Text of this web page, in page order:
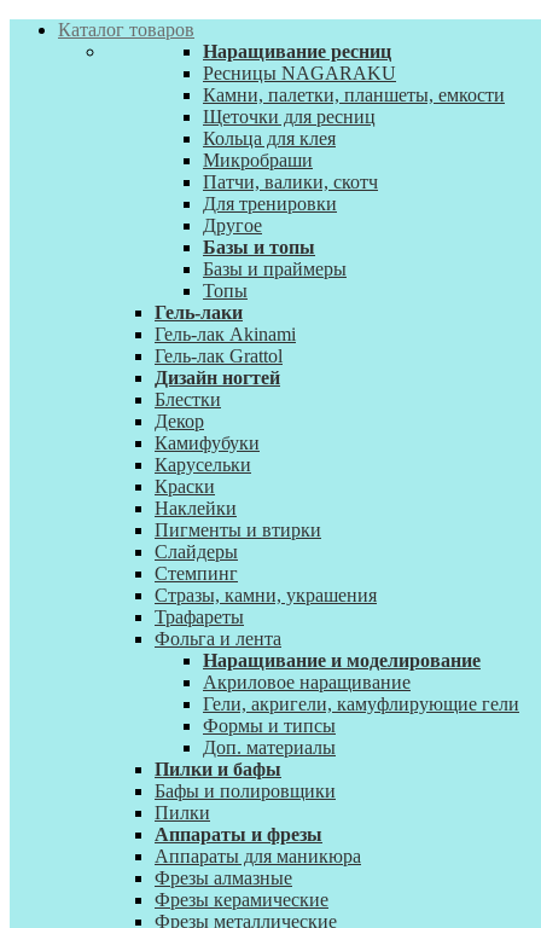
Каталог товаров
Наращивание ресниц
Ресницы NAGARAKU
Камни, палетки, планшеты, емкости
Щеточки для ресниц
Кольца для клея
Микробраши
Патчи, валики, скотч
Для тренировки
Другое
Базы и топы
Базы и праймеры
Топы
Гель-лаки
Гель-лак Akinami
Гель-лак Grattol
Дизайн ногтей
Блестки
Декор
Камифубуки
Карусельки
Краски
Наклейки
Пигменты и втирки
Слайдеры
Стемпинг
Стразы, камни, украшения
Трафареты
Фольга и лента
Наращивание и моделирование
Акриловое наращивание
Гели, акригели, камуфлирующие гели
Формы и типсы
Доп. материалы
Пилки и бафы
Бафы и полировщики
Пилки
Аппараты и фрезы
Аппараты для маникюра
Фрезы алмазные
Фрезы керамические
Фрезы металлические